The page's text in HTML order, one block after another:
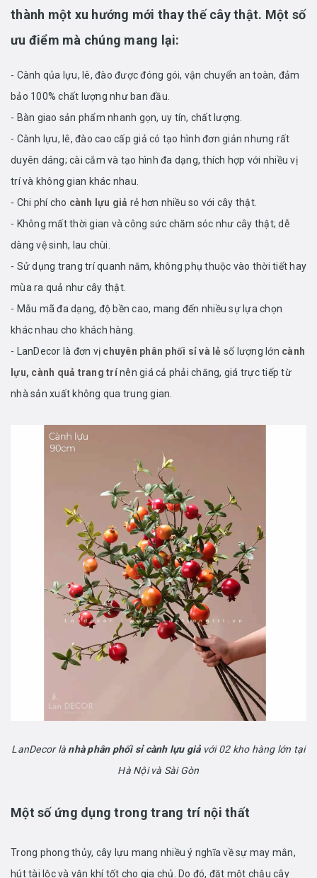
thành một xu hướng mới thay thế cây thật. Một số
ưu điểm mà chúng mang lại:
- Cành qủa lựu, lê, đào được đóng gói, vận chuyển an toàn, đảm
bảo 100% chất lượng như ban đầu.
- Bàn giao sản phẩm nhanh gọn, uy tín, chất lượng.
- Cành lựu, lê, đào cao cấp giả có tạo hình đơn giản nhưng rất
duyên dáng; cài cắm và tạo hình đa dạng, thích hợp với nhiều vị
trí và không gian khác nhau.
- Chi phí cho cành lựu giả rẻ hơn nhiều so với cây thật.
- Không mất thời gian và công sức chăm sóc như cây thật; dễ
dàng vệ sinh, lau chùi.
- Sử dụng trang trí quanh năm, không phụ thuộc vào thời tiết hay
mùa ra quả như cây thật.
- Mẫu mã đa dạng, độ bền cao, mang đến nhiều sự lựa chọn
khác nhau cho khách hàng.
- LanDecor là đơn vị chuyên phân phối sỉ và lẻ số lượng lớn cành
lựu, cành quả trang trínên giá cả phải chăng, giá trực tiếp từ
nhà sản xuất không qua trung gian.
LanDecor là nhà phân phối sỉ cành lựu giảvới 02 kho hàng lớn tại
Hà Nội và Sài Gòn
Một số ứng dụng trong trang trí nội thất
Trong phong thủy, cây lựu mang nhiều ý nghĩa về sự may mắn,
hút tài lộc và vận khí tốt cho gia chủ. Do đó, đặt một chậu cây